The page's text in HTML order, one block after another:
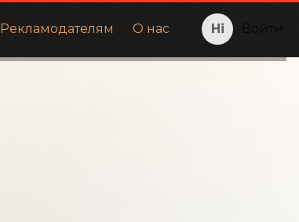
Рекламодателям О нас Войти